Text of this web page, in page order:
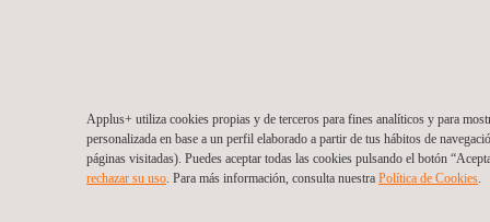
Applus+ utiliza cookies propias y de terceros para fines analíticos y para
personalizada en base a un perfil elaborado a partir de tus hábitos de
páginas visitadas). Puedes aceptar todas las cookies pulsando el botón
rechazar su uso. Para más información, consulta nuestra Política de Cookies. ​